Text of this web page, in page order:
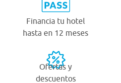
Financia tu hotel
hasta en 12 meses
Ofertas y
descuentos